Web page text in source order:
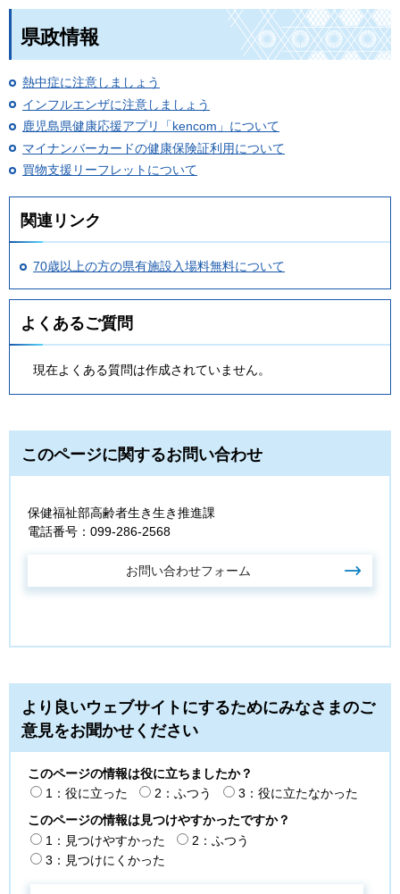
県政情報
熱中症に注意しましょう
インフルエンザに注意しましょう
鹿児島県健康応援アプリ「kencom」について
マイナンバーカードの健康保険証利用について
買物支援リーフレットについて
関連リンク
70歳以上の方の県有施設入場料無料について
よくあるご質問
現在よくある質問は作成されていません。
このページに関するお問い合わせ
保健福祉部高齢者生き生き推進課
電話番号：099-286-2568
より良いウェブサイトにするためにみなさまのご
意見をお聞かせください
このページの情報は役に立ちましたか？
1：役に立った
2：ふつう
3：役に立たなかった
このページの情報は見つけやすかったですか？
1：見つけやすかった
2：ふつう
3：見つけにくかった